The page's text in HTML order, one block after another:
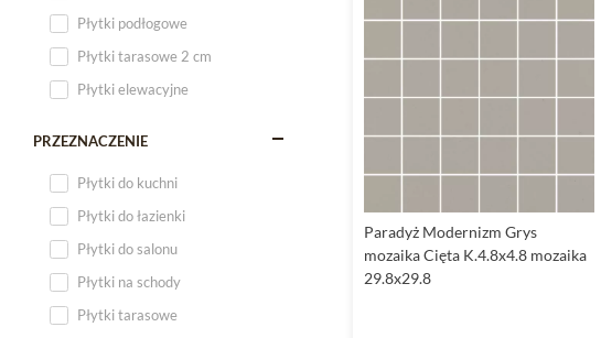
Płytki podłogowe
Płytki tarasowe 2 cm
Płytki elewacyjne
PRZEZNACZENIE
Płytki do kuchni
Płytki do łazienki
Płytki do salonu
Płytki na schody
Płytki tarasowe
Paradyż Modernizm Grys
mozaika Cięta K.4.8x4.8 mozaika
29.8x29.8